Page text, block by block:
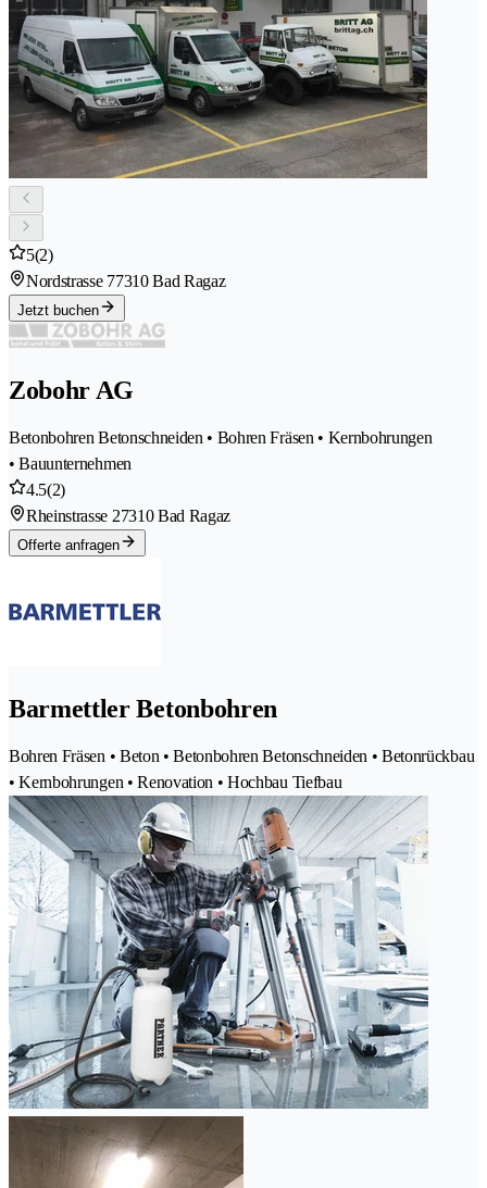
5(2)
Nordstrasse 77310 Bad Ragaz
Jetzt buchen
Zobohr AG
Betonbohren Betonschneiden • Bohren Fräsen • Kernbohrungen
• Bauunternehmen
4.5(2)
Rheinstrasse 27310 Bad Ragaz
Offerte anfragen
Barmettler Betonbohren
Bohren Fräsen • Beton • Betonbohren Betonschneiden • Betonrückbau
• Kernbohrungen • Renovation • Hochbau Tiefbau